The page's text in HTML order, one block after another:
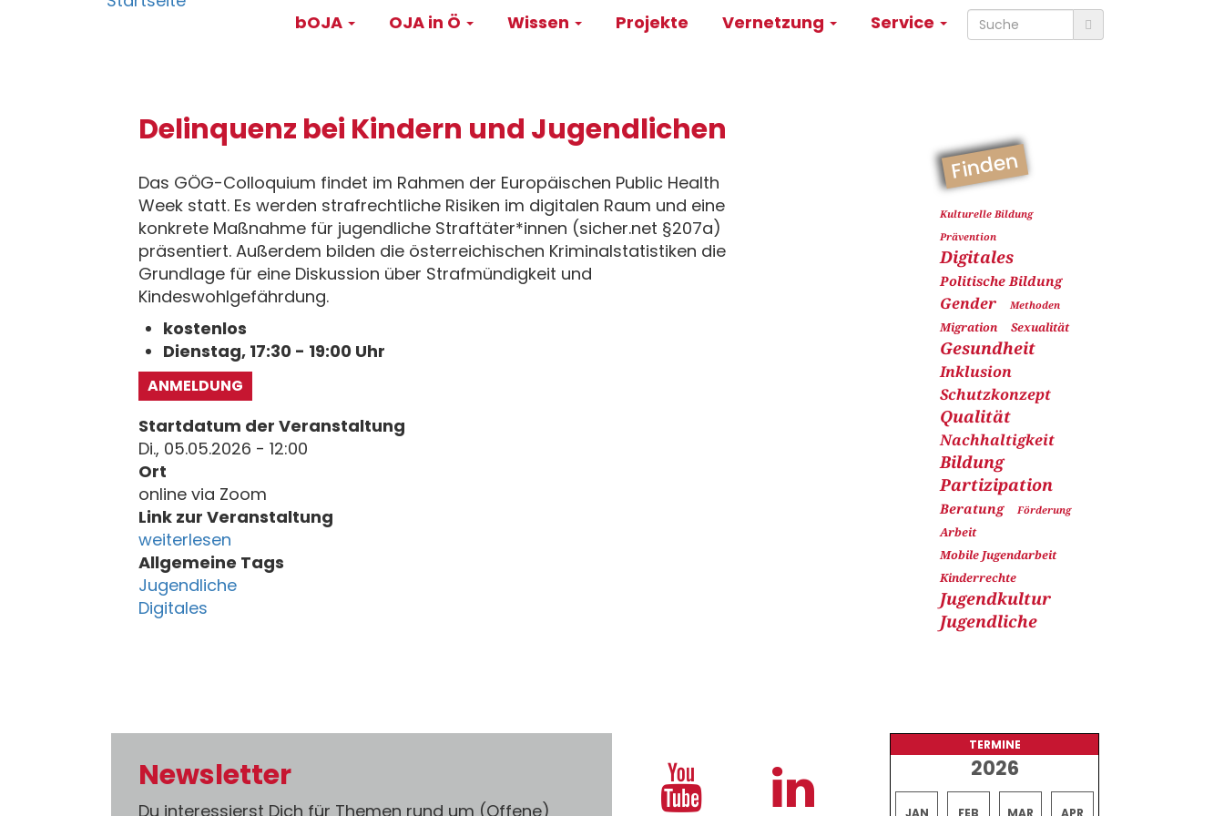
Main
bOJA OJA in Ö Wissen Projekte Vernetzung Service
Delinquenz bei Kindern und Jugendlichen
Das GÖG-Colloquium findet im Rahmen der Europäischen Public Health
Week statt. Es werden strafrechtliche Risiken im digitalen Raum und eine
konkrete Maßnahme für jugendliche Straftäter*innen (sicher.net §207a)
präsentiert. Außerdem bilden die österreichischen Kriminalstatistiken die
Grundlage für eine Diskussion über Strafmündigkeit und
Kindeswohlgefährdung.
kostenlos
Dienstag, 17:30 - 19:00 Uhr
ANMELDUNG
Startdatum der Veranstaltung
Di., 05.05.2026 - 12:00
Ort
online via Zoom
Link zur Veranstaltung
weiterlesen
Allgemeine Tags
Jugendliche
Digitales
Finden
Kulturelle Bildung
Prävention
Digitales
Politische Bildung
Gender Methoden
Migration Sexualität
Gesundheit
Inklusion
Schutzkonzept
Qualität
Nachhaltigkeit
Bildung
Partizipation
Beratung Förderung
Arbeit
Mobile Jugendarbeit
Kinderrechte
Jugendkultur
Jugendliche
Newsletter
Du interessierst Dich für Themen rund um (Offene)
TERMINE
2026
JAN FEB MAR APR